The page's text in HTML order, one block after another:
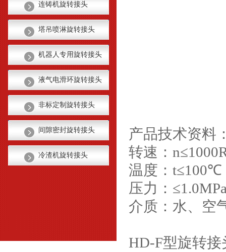
产品技术资料
转速：
温度：t≤100℃
压力：
介质：水、空
HD-F型旋转
连铸机旋转接头
塔吊喷淋旋转接头
机器人专用旋转接头
液气电滑环旋转接头
非标定制旋转接头
间隙密封旋转接头
冷渣机旋转接头